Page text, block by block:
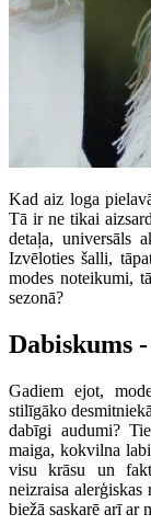
Kad aiz loga
Tā ir ne tikai
detaļa, universāls
Izvēloties šalli,
modes noteikumi,
sezonā?
Dabiskums
Gadiem ejot,
stilīgāko
dabīgi audumi?
maiga, kokvilna
visu krāsu un
neizraisa
biežā saskarē arī ar